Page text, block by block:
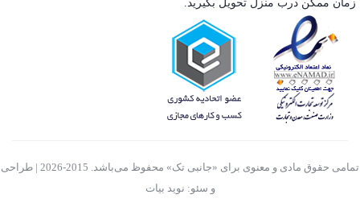
زمان ممکن درب منزل تحویل بگیرید.
تمامی حقوق مادی و معنوی برای «جانبی تک» محفوظ می‌باشد. 2015-2026 | طراحی
و سئو: نوید بیات